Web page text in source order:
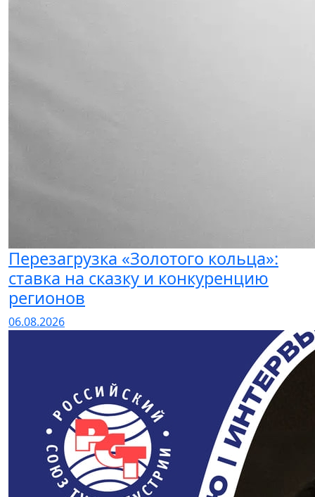
Перезагрузка «Золотого кольца»:
ставка на сказку и конкуренцию
регионов
06.08.2026